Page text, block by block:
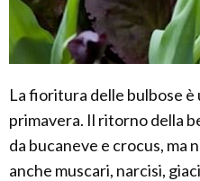
La fioritura delle bulbose è
primavera. Il ritorno della
da bucaneve e crocus, ma
anche muscari, narcisi,